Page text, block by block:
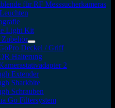
für RF Messsucherkameras
Light Kit
Deckel / Griff
Halterung
2
Extender
Sharkbite
Schrauben
Go Filtersystem